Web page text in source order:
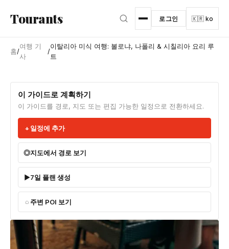
Tourants 로그인 🇰🇷 ko
홈/
여행 기
사
/
이탈리아 미식 여행: 볼로냐, 나폴리 & 시칠리아 요리 루
트
이 가이드로 계획하기
이 가이드를 경로, 지도 또는 편집 가능한 일정으로 전환하세요.
일정에 추가
지도에서 경로 보기
7일 플랜 생성
주변 POI 보기